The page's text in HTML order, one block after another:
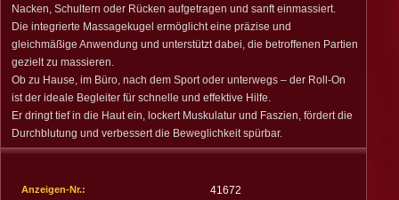
Impressum
Deutschland Schweiz
Nacken, Schultern oder Rücken aufgetragen und sanft einmassiert.
Die integrierte Massagekugel ermöglicht eine präzise und
gleichmäßige Anwendung und unterstützt dabei, die betroffenen Partien
gezielt zu massieren.
Ob zu Hause, im Büro, nach dem Sport oder unterwegs – der Roll-On
ist der ideale Begleiter für schnelle und effektive Hilfe.
Er dringt tief in die Haut ein, lockert Muskulatur und Faszien, fördert die
Durchblutung und verbessert die Beweglichkeit spürbar.
Anzeigen-Nr.: 41672